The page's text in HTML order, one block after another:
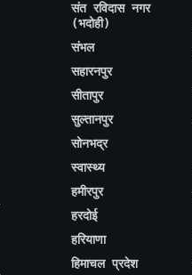
संत रविदास नगर
(भदोही)
संभल
सहारनपुर
सीतापुर
सुल्तानपुर
सोनभद्र
स्वास्थ्य
हमीरपुर
हरदोई
हरियाणा
हिमाचल प्रदेश